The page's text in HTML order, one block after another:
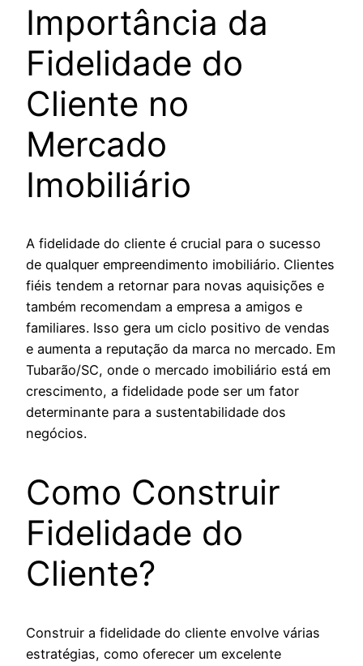
Importância da
Fidelidade do
Cliente no
Mercado
Imobiliário
A fidelidade do cliente é crucial para o sucesso
de qualquer empreendimento imobiliário. Clientes
fiéis tendem a retornar para novas aquisições e
também recomendam a empresa a amigos e
familiares. Isso gera um ciclo positivo de vendas
e aumenta a reputação da marca no mercado. Em
Tubarão/SC, onde o mercado imobiliário está em
crescimento, a fidelidade pode ser um fator
determinante para a sustentabilidade dos
negócios.
Como Construir
Fidelidade do
Cliente?
Construir a fidelidade do cliente envolve várias
estratégias, como oferecer um excelente